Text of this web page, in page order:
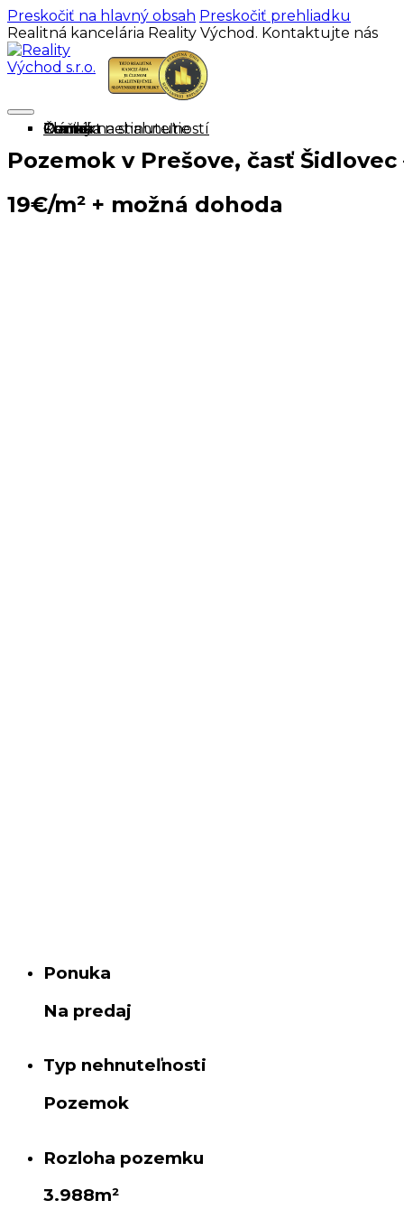
Preskočiť na hlavný obsah Preskočiť prehliadku
Realitná kancelária Reality Východ. Kontaktujte nás
Domov
Ponuka nehnuteľností
Cenník
O mne
Tlačivá na stiahnutie
Články
Kontakt
Pozemok v Prešove, časť
19€/m² + možná dohoda
Ponuka
Na predaj
Typ nehnuteľnosti
Pozemok
Rozloha pozemku
3.988m²